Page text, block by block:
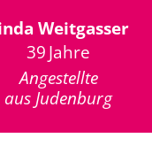
Weitgasser
39 Jahre
Angestellte
aus Judenburg